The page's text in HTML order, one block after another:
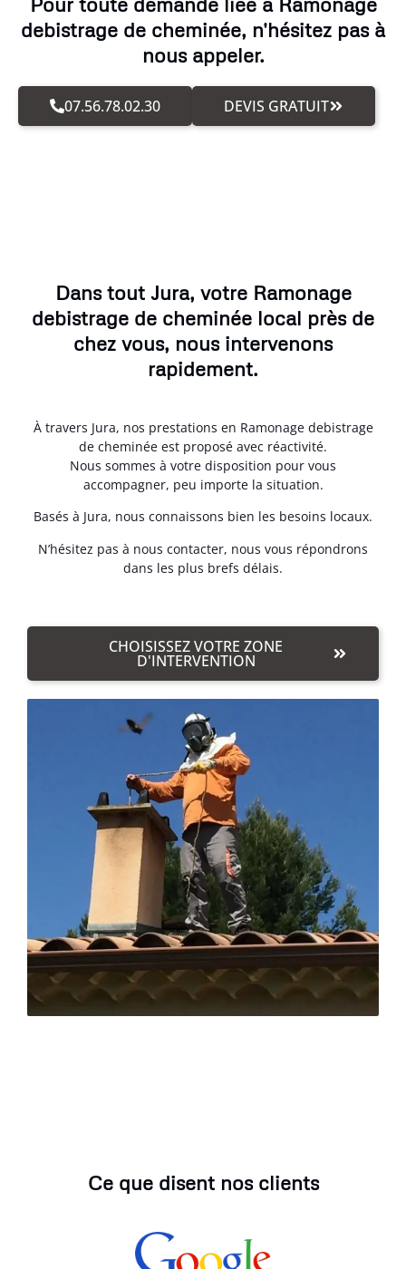
debistrage de cheminée, n'hésitez pas à
nous appeler.
07.56.78.02.30 DEVIS GRATUIT
Dans tout Jura, votre Ramonage
debistrage de cheminée local près de
chez vous, nous intervenons
rapidement.
À travers Jura, nos prestations en Ramonage debistrage
de cheminée est proposé avec réactivité.
Nous sommes à votre disposition pour vous
accompagner, peu importe la situation.
Basés à Jura, nous connaissons bien les besoins locaux.
N’hésitez pas à nous contacter, nous vous répondrons
dans les plus brefs délais.
CHOISISSEZ VOTRE ZONE
D'INTERVENTION
Ce que disent nos clients